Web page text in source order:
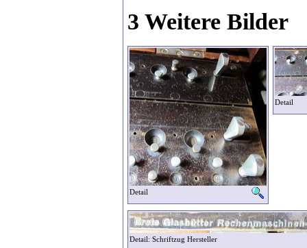
3 Weitere Bilder
Detail
Detail
Detail: Schriftzug Hersteller